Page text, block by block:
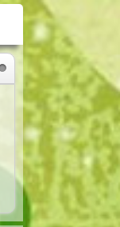
Желаю всего
Самого
Здоровья –
Веселья –
Жизни –
Улыбки –
И жить